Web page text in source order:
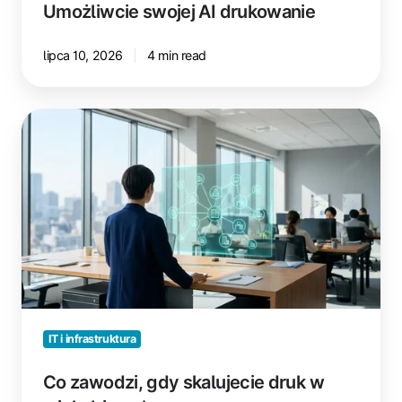
Umożliwcie swojej AI drukowanie
lipca 10, 2026 4 min read
Co
druk
w
wielu
biurach
IT i infrastruktura
Co zawodzi, gdy skalujecie druk w